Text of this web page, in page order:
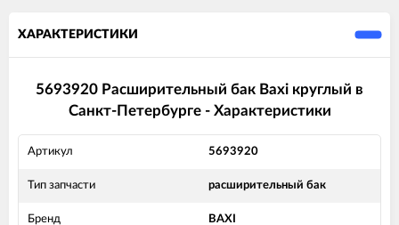
ХАРАКТЕРИСТИКИ
5693920 Расширительный бак Baxi круглый в
Санкт-Петербурге - Характеристики
Артикул 5693920
Тип запчасти расширительный бак
Бренд BAXI